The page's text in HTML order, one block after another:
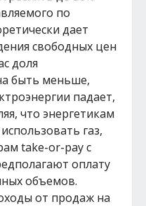
по
дает
свободных цен
доля
быть меньше,
падает,
что энергетикам
газ,
take-or-pay с
оплату
объемов.
от продаж на